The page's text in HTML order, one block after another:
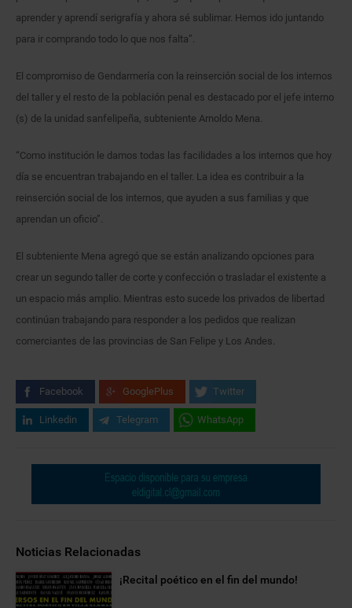
aprender y aprendí serigrafía y ahora sé sublimar. Hemos ido juntando
para ir comprando todo lo que nos falta”.
El compromiso de Gendarmería con la reinserción social de los internos
del taller y el resto de la población penal es destacado por el jefe interno
(s) de la unidad sanfelipeña, subteniente Arnoldo Mena.
“Como institución le damos todas las facilidades a los internos que hoy
día se encuentran trabajando en el taller. La idea es contribuir a la
reinserción social de los internos, que ayuden a sus familias y que
aprendan un oficio”.
El subteniente Mena agregó que se están analizando opciones para
crear un segundo taller de corte y confección o trasladar el existente a
un espacio más amplio. Mientras esto sucede los privados de libertad
continúan trabajando para responder a los pedidos que realizan
comerciantes de las provincias de San Felipe y Los Andes.
Facebook GooglePlus Twitter
Linkedin Telegram WhatsApp
Noticias Relacionadas
¡Recital poético en el fin del mundo!